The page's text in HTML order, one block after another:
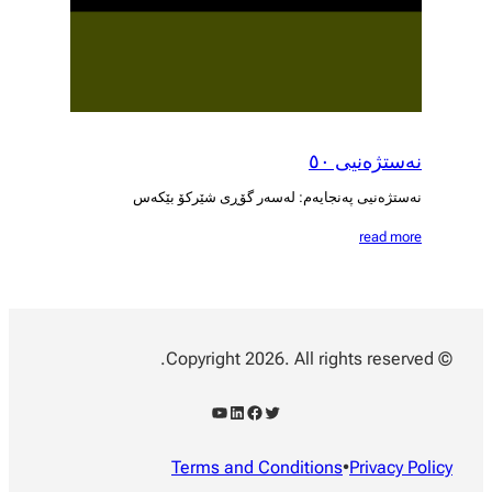
نەستژەنیی ٥٠
نەستژەنیی پەنجایەم: لەسەر گۆڕی شێرکۆ بێکەس
read more
© Copyright 2026. All rights reserved.
Twitter
Facebook
LinkedIn
YouTube
Privacy Policy
•
Terms and Conditions